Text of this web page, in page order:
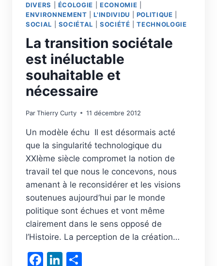
DIVERS
ÉCOLOGIE ECONOMIE
ENVIRONNEMENT |L'INDIVIDU POLITIQUE
SOCIAL
SOCIÉTAL SOCIÉTÉ |TECHNOLOGIE
La transition sociétale
est inéluctable
souhaitable et
nécessaire
ParThierry Curty 11 décembre 2012
Un modèle échu Il est désormais acté
que la singularité technologique du
XXIème siècle compromet la notion de
travail tel que nous le concevons, nous
amenant à le reconsidérer et les visions
soutenues aujourd’hui par le monde
politique sont échues et vont même
clairement dans le sens opposé de
l’Histoire. La perception de la création…
Facebook
LinkedIn